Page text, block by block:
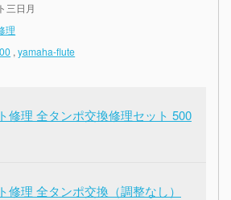
三日月
理
,yamaha-flute
修理 全タンポ交換修理セット 500
修理 全タンポ交換（調整なし）